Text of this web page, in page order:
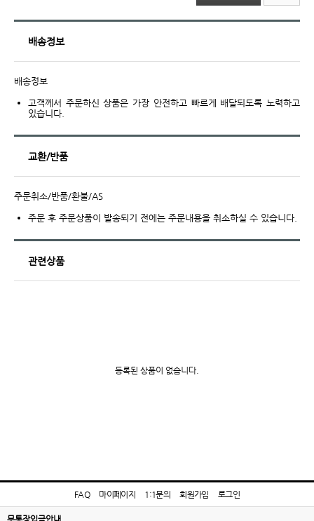
배송정보
배송정보
고객께서 주문하신 상품은 가장 안전하고 빠르게 배달되도록 노력하고
있습니다.
교환/반품
주문취소/반품/환불/AS
주문 후 주문상품이 발송되기 전에는 주문내용을 취소하실 수 있습니다.
관련상품
등록된 상품이 없습니다.
FAQ 마이페이지 1:1문의 회원가입 로그인